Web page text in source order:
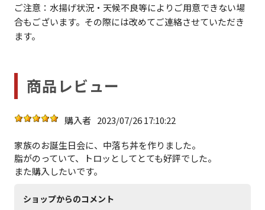
ご注意：水揚げ状況・天候不良等によりご用意できない場
合もございます。その際には改めてご連絡させていただき
ます。
商品レビュー
購入者 2023/07/26 17:10:22
家族のお誕生日会に、中落ち丼を作りました。
脂がのっていて、トロッとしてとても好評でした。
また購入したいです。
ショップからのコメント